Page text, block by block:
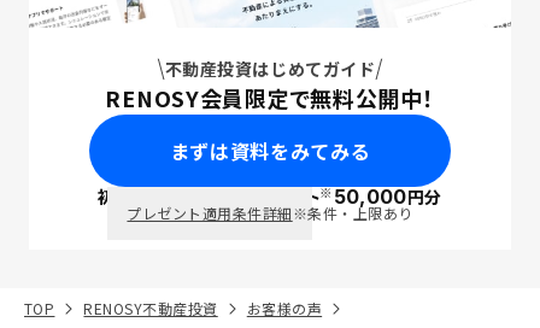
不動産投資はじめてガイド
RENOSY会員限定で無料公開中！
まずは資料をみてみる
初回面談で ポイント※50,000円分
プレゼント適用条件詳細※条件・上限あり
TOP RENOSY不動産投資
お客様の声